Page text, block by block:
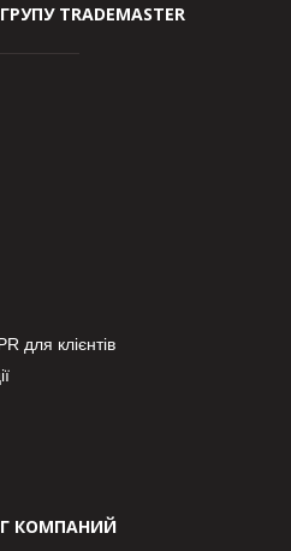
TRADEMASTER
для клієнтів
КОМПАНИЙ